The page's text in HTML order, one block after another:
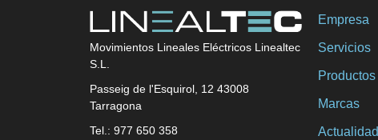
Movimientos Lineales Eléctricos Linealtec
S.L.
Passeig de l'Esquirol, 12 43008
Tarragona
Tel.: 977 650 358
Empresa
Servicios
Productos
Marcas
Actualidad